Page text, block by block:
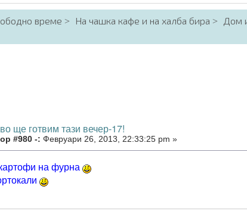
време На чашка кафе и на халба бира Дом
ще готвим тази вечер-17!
#980 -: Февруари 26, 2013, 22:33:25 pm »
на фурна